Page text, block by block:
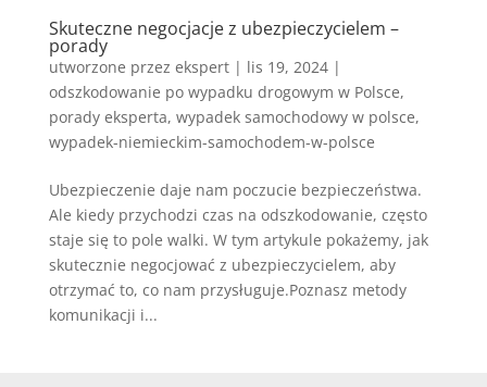
Skuteczne negocjacje z ubezpieczycielem –
porady
utworzone przez ekspert| lis 19, 2024|
odszkodowanie po wypadku drogowym w Polsce,
porady eksperta, wypadek samochodowy w polsce,
wypadek-niemieckim-samochodem-w-polsce
Ubezpieczenie daje nam poczucie bezpieczeństwa.
Ale kiedy przychodzi czas na odszkodowanie, często
staje się to pole walki. W tym artykule pokażemy, jak
skutecznie negocjować z ubezpieczycielem, aby
otrzymać to, co nam przysługuje.Poznasz metody
komunikacji i...